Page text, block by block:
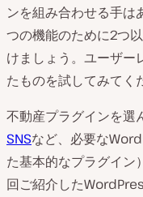
ンを組み合わせる手は
つの機能のために2つ
けましょう。ユーザー
たものを試してみてく
不動産プラグインを選
SNSなど、必要な
た基本的なプラグイン
回ご紹介した